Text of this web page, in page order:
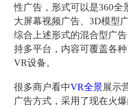
性广告，形式可以是360全
大屏幕视频广告、3D模型
综合上述形式的混合型广
持多平台，内容可覆盖各
VR设备。
很多商户看中VR全景展示
广告方式，采用了现在火